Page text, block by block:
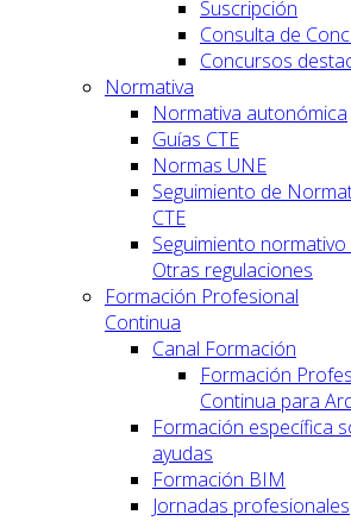
Suscripción
Consulta de
Concursos
Normativa
Normativa autonómica
Guías CTE
Normas UNE
Seguimiento de
CTE
Seguimiento normativo
Otras regulaciones
Formación Profesional
Continua
Canal Formación
Formación
Continua para
Formación específica
ayudas
Formación BIM
Jornadas profesionales